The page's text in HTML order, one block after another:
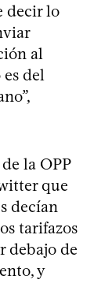
decir lo
al
del
la OPP
que
decían
tarifazos
debajo de
y